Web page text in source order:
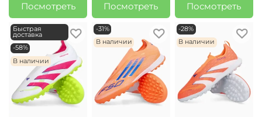
Посмотреть
Посмотреть
Посмотреть
Быстрая
доставка
-58%
В наличии
-31%
В наличии
-28%
В наличии